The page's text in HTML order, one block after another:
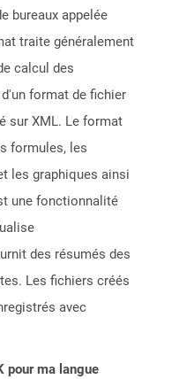
bureaux appelée
traite généralement
calcul des
format de fichier
sur XML. Le format
formules, les
les graphiques ainsi
une fonctionnalité
des résumés des
Les fichiers créés
avec
pour ma langue